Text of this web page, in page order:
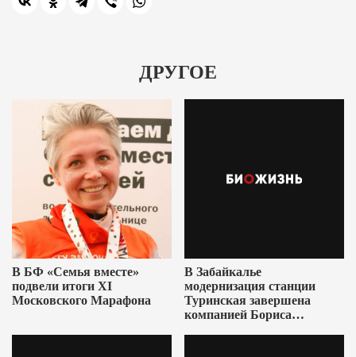
ДРУГОЕ
В БФ «Семья вместе»
подвели итоги XI
Московского Марафона
В Забайкалье
модернизация станции
Туринская завершена
компанией Бориса